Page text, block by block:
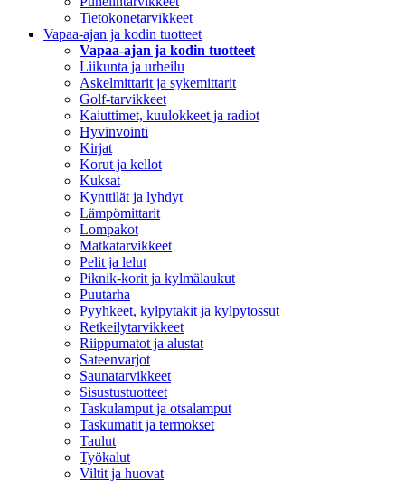
Tietokonetarvikkeet
Vapaa-ajan ja kodin tuotteet
Vapaa-ajan ja kodin tuotteet
Liikunta ja urheilu
Askelmittarit ja sykemittarit
Golf-tarvikkeet
Kaiuttimet, kuulokkeet ja radiot
Hyvinvointi
Kirjat
Korut ja kellot
Kuksat
Kynttilät ja lyhdyt
Lämpömittarit
Lompakot
Matkatarvikkeet
Pelit ja lelut
Piknik-korit ja kylmälaukut
Puutarha
Pyyhkeet, kylpytakit ja kylpytossut
Retkeilytarvikkeet
Riippumatot ja alustat
Sateenvarjot
Saunatarvikkeet
Sisustustuotteet
Taskulamput ja otsalamput
Taskumatit ja termokset
Taulut
Työkalut
Viltit ja huovat